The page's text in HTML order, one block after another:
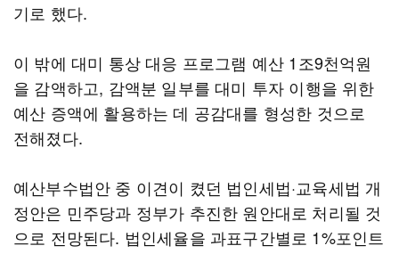
기로 했다.
이 밖에 대미 통상 대응 프로그램 예산 1조9천억원
을 감액하고, 감액분 일부를 대미 투자 이행을 위한
예산 증액에 활용하는 데 공감대를 형성한 것으로
전해졌다.
예산부수법안 중 이견이 켰던 법인세법·교육세법 개
정안은 민주당과 정부가 추진한 원안대로 처리될 것
으로 전망된다. 법인세율을 과표구간별로 1%포인트